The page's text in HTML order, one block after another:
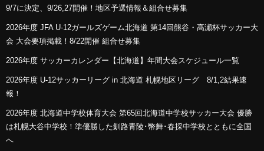
9/7に決定、9/26,27開催！地区予選情報＆組合せ募集
2026年度 JFA U-12ガールズゲーム北海道 第14回熊谷・髙瀬杯サッカー大
会 大会要項掲載！8/22開催 組合せ募集
2026年度 サッカーカレンダー【北海道】年間大会スケジュール一覧
2026年度 U-12サッカーリーグ in 北海道 札幌地区リーグ 8/1,2結果速
報！
2026年度 北海道中学校体育大会 第65回北海道中学校サッカー大会 優勝
は札幌大谷中学校！準優勝した釧路青陵･幣舞･春採中学校とともに全国
へ